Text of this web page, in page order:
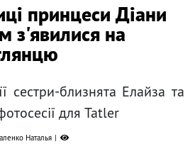
принцеси Діани
з'явилися на
сестри-близнята Елайза та
для Tatler
Наталья